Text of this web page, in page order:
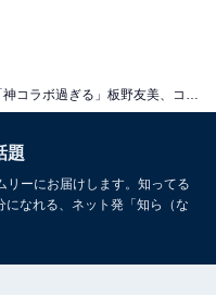
題
リーにお届けします。知ってる
なれる、ネット発「知ら（な